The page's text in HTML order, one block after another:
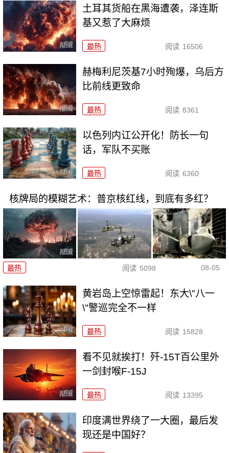
土耳其货船在黑海遭袭，泽连斯
基又惹了大麻烦
最热 阅读 16506
赫梅利尼茨基7小时殉爆，乌后方
比前线更致命
最热 阅读 8361
以色列内讧公开化！防长一句
话，军队不买账
最热 阅读 6360
核牌局的模糊艺术：普京核红线，到底有多红？
最热 阅读 5098 08-05
黄岩岛上空惊雷起！东大\"八一
\"警巡完全不一样
最热 阅读 15828
看不见就挨打！歼-15T百公里外
一剑封喉F-15J
最热 阅读 13395
印度满世界绕了一大圈，最后发
现还是中国好？